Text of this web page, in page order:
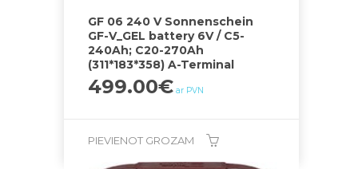
GF 06 240 V Sonnenschein
GF-V_GEL battery 6V / C5-
240Ah; C20-270Ah
(311*183*358) A-Terminal
499.00€ ar PVN
PIEVIENOT GROZAM